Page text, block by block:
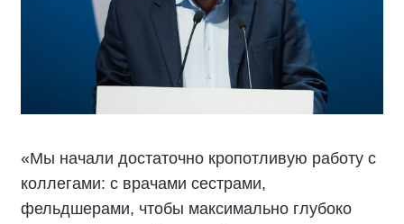
«Мы начали достаточно кропотливую работу с
коллегами: с врачами сестрами,
фельдшерами, чтобы максимально глубоко